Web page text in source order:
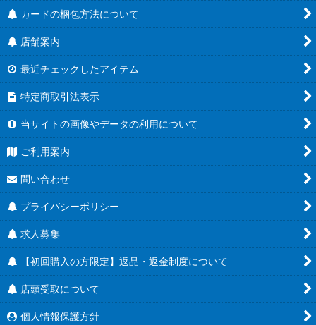
カードの梱包方法について
店舗案内
最近チェックしたアイテム
特定商取引法表示
当サイトの画像やデータの利用について
ご利用案内
問い合わせ
プライバシーポリシー
求人募集
【初回購入の方限定】返品・返金制度について
店頭受取について
個人情報保護方針